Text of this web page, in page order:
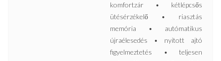
komfortzár • kétlépcsős
ütésérzékelő • riasztás
memória • autómatikus
újraélesedés • nyitott ajtó
figyelmeztetés • teljesen